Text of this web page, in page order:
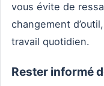
vous évite de
changement
travail quotidien.
Rester informé